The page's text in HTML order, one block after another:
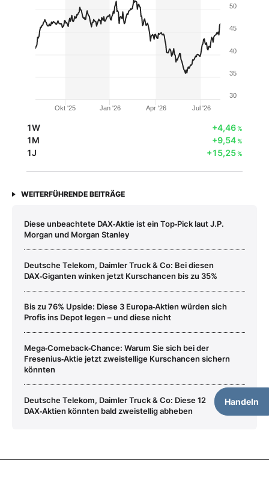
Handeln
Okt '25 Jan '26 Apr '26 Jul '26
30
35
40
45
50
1W +4,46%
1M +9,54%
1J +15,25%
WEITERFÜHRENDE BEITRÄGE
Diese unbeachtete DAX‑Aktie ist ein Top‑Pick laut J.P.
Morgan und Morgan Stanley
Deutsche Telekom, Daimler Truck & Co: Bei diesen
DAX‑Giganten winken jetzt Kurschancen bis zu 35%
Bis zu 76% Upside: Diese 3 Europa‑Aktien würden sich
Profis ins Depot legen – und diese nicht
Mega‑Comeback‑Chance: Warum Sie sich bei der
Fresenius‑Aktie jetzt zweistellige Kurschancen sichern
könnten
Deutsche Telekom, Daimler Truck & Co: Diese 12
DAX‑Aktien könnten bald zweistellig abheben